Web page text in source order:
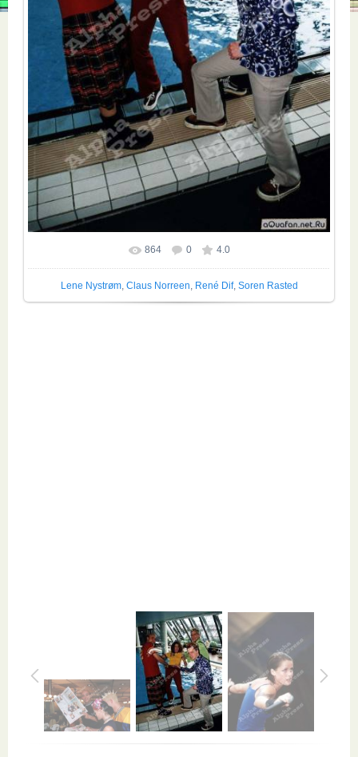
Размер фотографии: 628x925
864 0 4.0
Lene Nystrøm, Claus Norreen, René Dif, Soren Rasted